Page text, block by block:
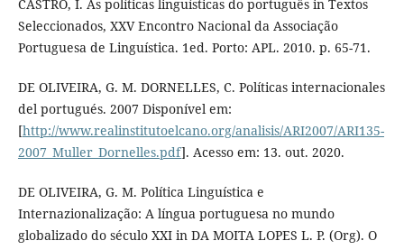
CASTRO, I. As políticas linguísticas do português in Textos
Seleccionados, XXV Encontro Nacional da Associação
Portuguesa de Linguística. 1ed. Porto: APL. 2010. p. 65-71.
DE OLIVEIRA, G. M. DORNELLES, C. Políticas internacionales
del portugués. 2007 Disponível em:
[http://www.realinstitutoelcano.org/analisis/ARI2007/ARI135-
2007_Muller_Dornelles.pdf]. Acesso em: 13. out. 2020.
DE OLIVEIRA, G. M. Política Linguística e
Internazionalização: A língua portuguesa no mundo
globalizado do século XXI in DA MOITA LOPES L. P. (Org). O